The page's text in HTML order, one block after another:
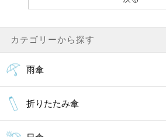
カテゴリーから探す
雨傘
折りたたみ傘